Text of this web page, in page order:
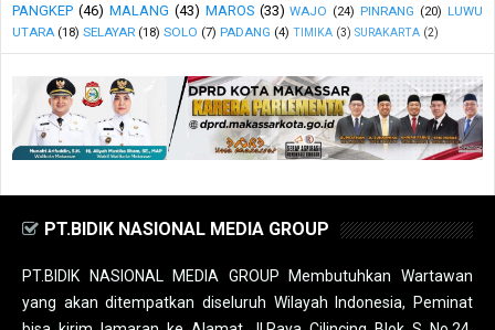
PANGKEP (46) MALANG (43) MAROS (33) WAJO (24) PINRANG (20) LUWU
UTARA (18) SELAYAR (18) SOLO (7) PADANG (4) TIMIKA (3) SURAKARTA (2)
PT.BIDIK NASIONAL MEDIA GROUP
PT.BIDIK NASIONAL MEDIA GROUP Membutuhkan Wartawan
yang akan ditempatkan diseluruh Wilayah Indonesia, Peminat